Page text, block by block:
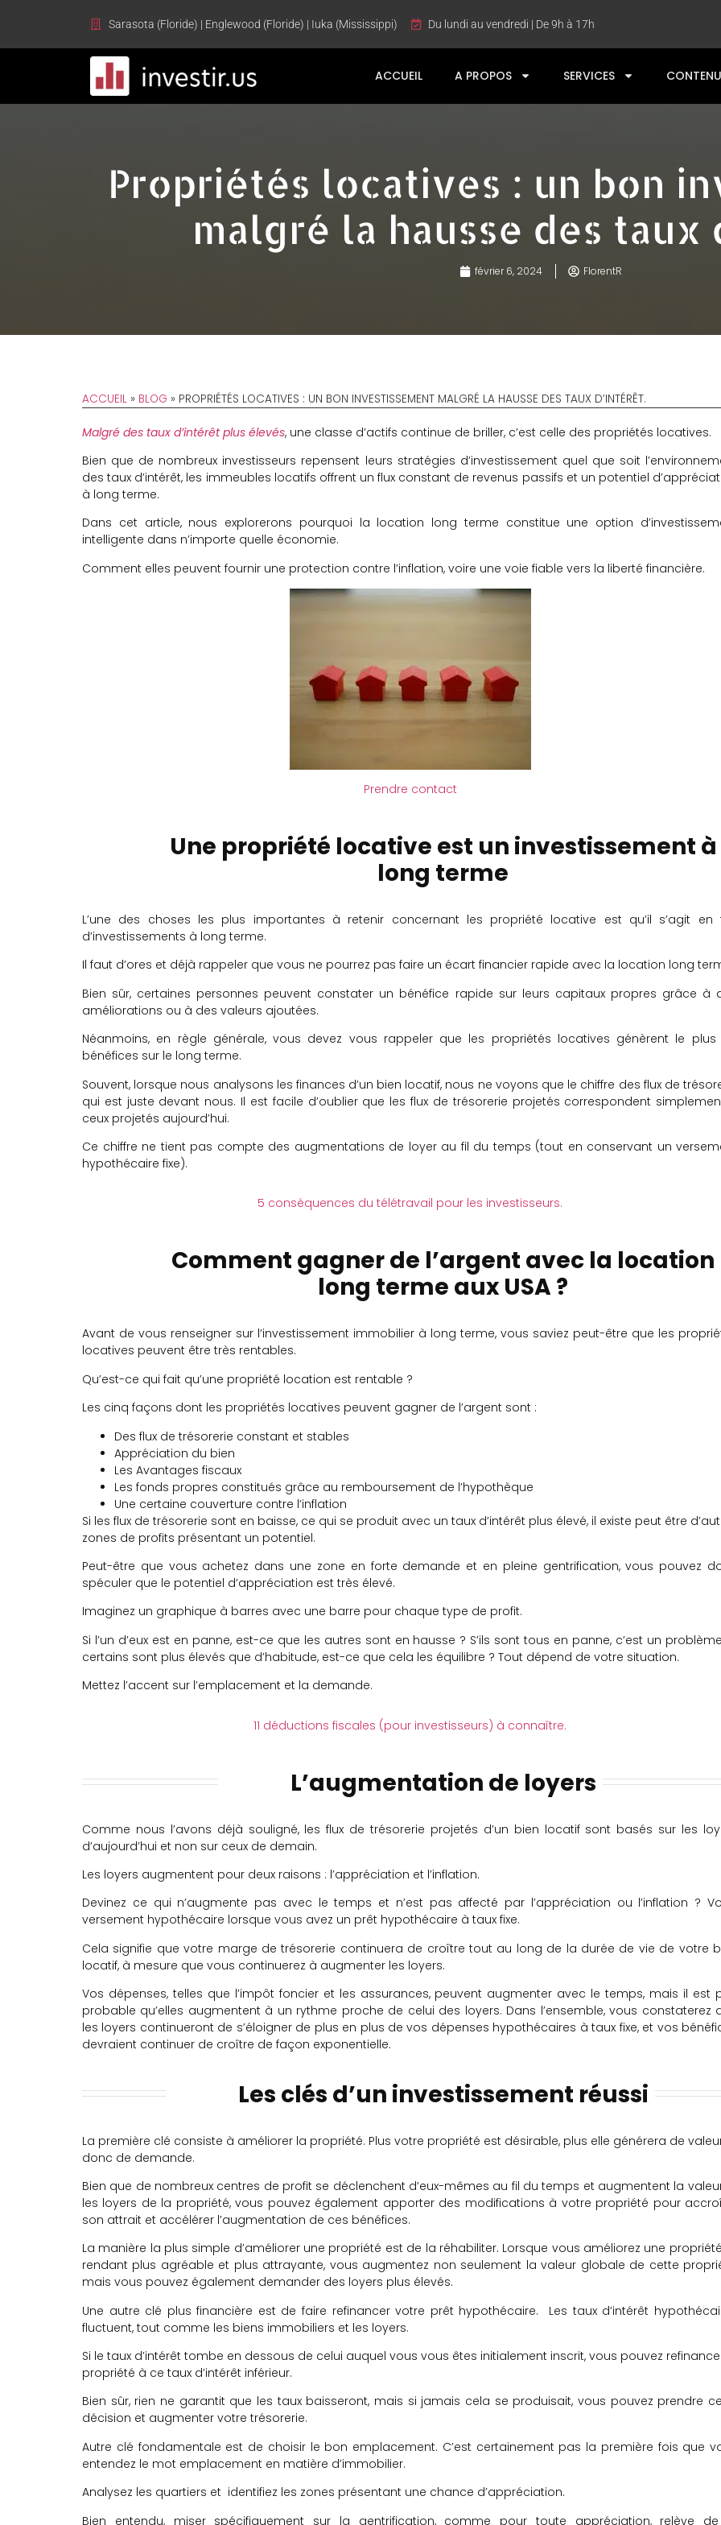
Sarasota (Floride) | Englewood (Floride) | Iuka (Mississippi) Du lundi au vendredi | De 9h à 17h
ACCUEIL A PROPOS SERVICES
Propriétés locatives : un bon
malgré la hausse des taux
février 6, 2024 FlorentR
ACCUEIL » BLOG » PROPRIÉTÉS LOCATIVES : UN BON INVESTISSEMENT MALGRÉ LA HAUSSE DES TAUX D’INTÉRÊT.
Malgré des taux d’intérêt plus élevés, une classe d’actifs continue de briller, c’est celle des propriétés locatives.
Bien que de nombreux investisseurs repensent leurs stratégies d’investissement quel que soit
des taux d’intérêt, les immeubles locatifs offrent un flux constant de revenus passifs et un potentiel
à long terme.
Dans cet article, nous explorerons pourquoi la location long terme constitue une option
intelligente dans n’importe quelle économie.
Comment elles peuvent fournir une protection contre l’inflation, voire une voie fiable vers la liberté financière.
Prendre contact
Une propriété locative est un investissement à
long terme
L’une des choses les plus importantes à retenir concernant les propriété locative est qu’il s’agit en
d’investissements à long terme.
Il faut d’ores et déjà rappeler que vous ne pourrez pas faire un écart financier rapide avec la location long
Bien sûr, certaines personnes peuvent constater un bénéfice rapide sur leurs capitaux propres grâce à
améliorations ou à des valeurs ajoutées.
Néanmoins, en règle générale, vous devez vous rappeler que les propriétés locatives génèrent le plus
bénéfices sur le long terme.
Souvent, lorsque nous analysons les finances d’un bien locatif, nous ne voyons que le chiffre des flux de
qui est juste devant nous. Il est facile d’oublier que les flux de trésorerie projetés correspondent
ceux projetés aujourd’hui.
Ce chiffre ne tient pas compte des augmentations de loyer au fil du temps (tout en conservant un
hypothécaire fixe).
5 conséquences du télétravail pour les investisseurs.
Comment gagner de l’argent avec la location
long terme aux USA ?
Avant de vous renseigner sur l’investissement immobilier à long terme, vous saviez peut-être que les
locatives peuvent être très rentables.
Qu’est-ce qui fait qu’une propriété location est rentable ?
Les cinq façons dont les propriétés locatives peuvent gagner de l’argent sont :
Des flux de trésorerie constant et stables
Appréciation du bien
Les Avantages fiscaux
Les fonds propres constitués grâce au remboursement de l’hypothèque
Une certaine couverture contre l’inflation
Si les flux de trésorerie sont en baisse, ce qui se produit avec un taux d’intérêt plus élevé, il existe peut être
zones de profits présentant un potentiel.
Peut-être que vous achetez dans une zone en forte demande et en pleine gentrification, vous pouvez
spéculer que le potentiel d’appréciation est très élevé.
Imaginez un graphique à barres avec une barre pour chaque type de profit.
Si l’un d’eux est en panne, est-ce que les autres sont en hausse ? S’ils sont tous en panne, c’est un
certains sont plus élevés que d’habitude, est-ce que cela les équilibre ? Tout dépend de votre situation.
Mettez l’accent sur l’emplacement et la demande.
11 déductions fiscales (pour investisseurs) à connaître.
L’augmentation de loyers
Comme nous l’avons déjà souligné, les flux de trésorerie projetés d’un bien locatif sont basés sur les
d’aujourd’hui et non sur ceux de demain.
Les loyers augmentent pour deux raisons : l’appréciation et l’inflation.
Devinez ce qui n’augmente pas avec le temps et n’est pas affecté par l’appréciation ou l’inflation ?
versement hypothécaire lorsque vous avez un prêt hypothécaire à taux fixe.
Cela signifie que votre marge de trésorerie continuera de croître tout au long de la durée de vie de votre
locatif, à mesure que vous continuerez à augmenter les loyers.
Vos dépenses, telles que l’impôt foncier et les assurances, peuvent augmenter avec le temps, mais il est
probable qu’elles augmentent à un rythme proche de celui des loyers. Dans l’ensemble, vous constaterez
les loyers continueront de s’éloigner de plus en plus de vos dépenses hypothécaires à taux fixe, et vos
devraient continuer de croître de façon exponentielle.
Les clés d’un investissement réussi
La première clé consiste à améliorer la propriété. Plus votre propriété est désirable, plus elle générera de
donc de demande.
Bien que de nombreux centres de profit se déclenchent d’eux-mêmes au fil du temps et augmentent la
les loyers de la propriété, vous pouvez également apporter des modifications à votre propriété pour
son attrait et accélérer l’augmentation de ces bénéfices.
La manière la plus simple d’améliorer une propriété est de la réhabiliter. Lorsque vous améliorez une
rendant plus agréable et plus attrayante, vous augmentez non seulement la valeur globale de cette
mais vous pouvez également demander des loyers plus élevés.
Une autre clé plus financière est de faire refinancer votre prêt hypothécaire. Les taux d’intérêt
fluctuent, tout comme les biens immobiliers et les loyers.
Si le taux d’intérêt tombe en dessous de celui auquel vous vous êtes initialement inscrit, vous pouvez
propriété à ce taux d’intérêt inférieur.
Bien sûr, rien ne garantit que les taux baisseront, mais si jamais cela se produisait, vous pouvez prendre
décision et augmenter votre trésorerie.
Autre clé fondamentale est de choisir le bon emplacement. C’est certainement pas la première fois que
entendez le mot emplacement en matière d’immobilier.
Analysez les quartiers et identifiez les zones présentant une chance d’appréciation.
Bien entendu, miser spécifiquement sur la gentrification, comme pour toute appréciation, relève